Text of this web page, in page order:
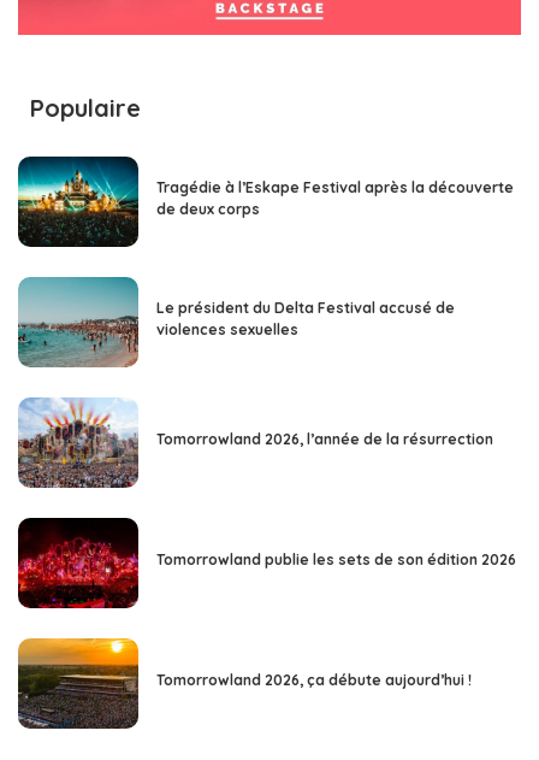
Populaire
Tragédie à l’Eskape Festival après la découverte
de deux corps
Le président du Delta Festival accusé de
violences sexuelles
Tomorrowland 2026, l’année de la résurrection
Tomorrowland publie les sets de son édition 2026
Tomorrowland 2026, ça débute aujourd’hui !